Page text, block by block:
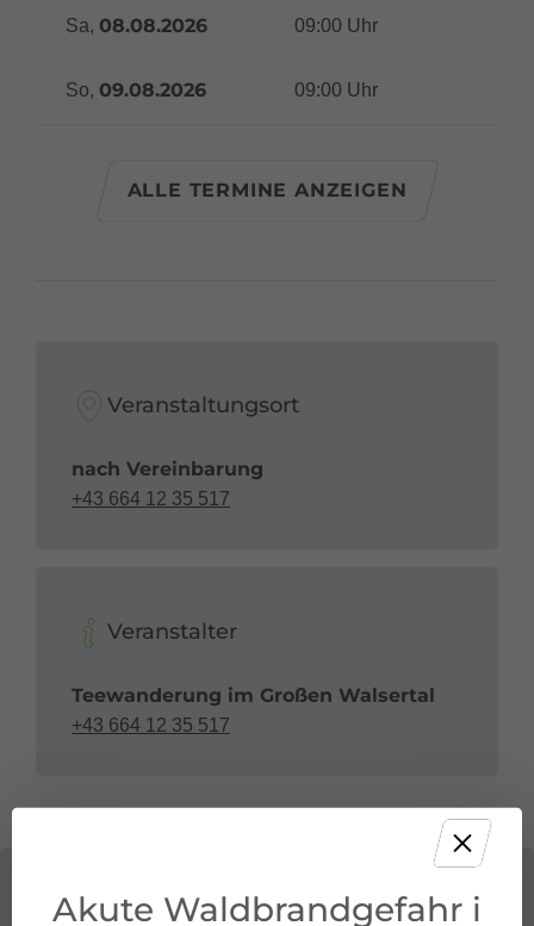
Sa, 08.08.2026 09:00 Uhr
So, 09.08.2026 09:00 Uhr
ALLE TERMINE ANZEIGEN
Veranstaltungsort
nach Vereinbarung
+43 664 12 35 517
Veranstalter
Teewanderung im Großen Walsertal
+43 664 12 35 517
Akute Waldbrandgefahr i